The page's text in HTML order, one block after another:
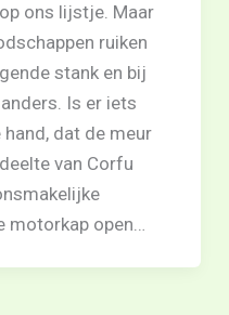
ons lijstje. Maar
ruiken
stank en bij
Is er iets
dat de meur
van Corfu
motorkap open…